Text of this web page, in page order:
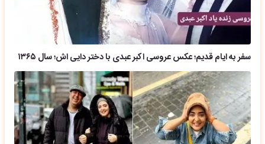
سفر به ایام قدیم؛ عکس عروسی اکبر عبدی با دختر دایی اش؛ سال ۱۳۶۵